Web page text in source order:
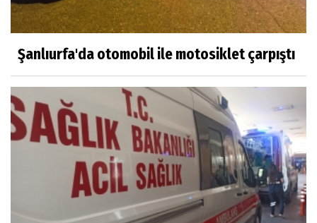
Şanlıurfa'da otomobil ile motosiklet çarpıştı